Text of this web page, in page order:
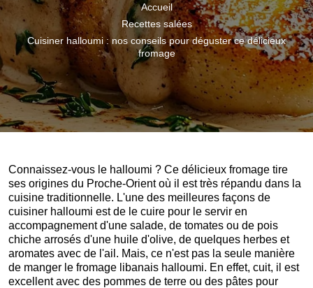
Accueil
Recettes salées
Cuisiner halloumi : nos conseils pour déguster ce délicieux
fromage
Connaissez-vous le halloumi ? Ce délicieux fromage tire
ses origines du Proche-Orient où il est très répandu dans la
cuisine traditionnelle. L'une des meilleures façons de
cuisiner halloumi est de le cuire pour le servir en
accompagnement d'une salade, de tomates ou de pois
chiche arrosés d'une huile d'olive, de quelques herbes et
aromates avec de l'ail. Mais, ce n'est pas la seule manière
de manger le fromage libanais halloumi. En effet, cuit, il est
excellent avec des pommes de terre ou des pâtes pour